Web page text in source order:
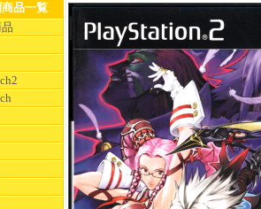
品一覧